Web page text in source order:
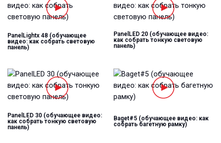
PanelLightx 48 (обучающее
видео: как собрать световую
панель)
PanelLED 20 (обучающее видео:
как собрать тонкую световую
панель)
PanelLED 30 (обучающее видео:
как собрать тонкую световую
панель)
Baget#5 (обучающее видео: как
собрать багетную рамку)